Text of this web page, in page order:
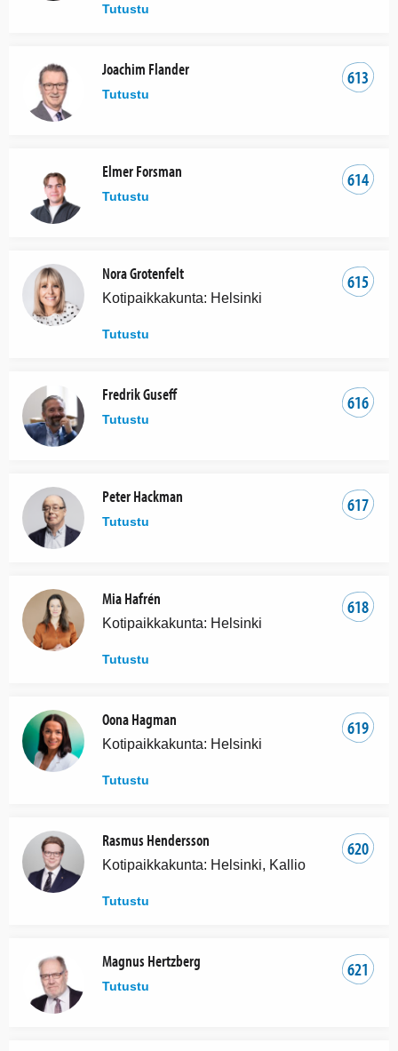
Tutustu
613
Joachim Flander
Tutustu
614
Elmer Forsman
Tutustu
615
Nora Grotenfelt
Kotipaikkakunta: Helsinki
Tutustu
616
Fredrik Guseff
Tutustu
617
Peter Hackman
Tutustu
618
Mia Hafrén
Kotipaikkakunta: Helsinki
Tutustu
619
Oona Hagman
Kotipaikkakunta: Helsinki
Tutustu
620
Rasmus Hendersson
Kotipaikkakunta: Helsinki, Kallio
Tutustu
621
Magnus Hertzberg
Tutustu